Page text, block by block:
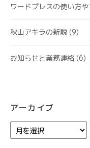
ワードプレスの使い方や
秋山アキラの新説 (9)
お知らせと業務連絡 (6)
アーカイブ
ー